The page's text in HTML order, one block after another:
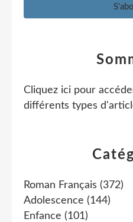
Roman Français (372)
Adolescence (144)
Enfance (101)
Cliquez ici pour
différents types